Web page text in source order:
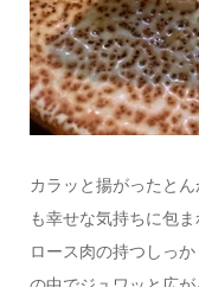
カラッと揚がったと
も幸せな気持ちに包ま
ロース肉の持つしっ